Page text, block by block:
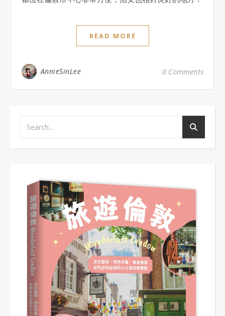
READ MORE
AnnieSinLee 0 Comments